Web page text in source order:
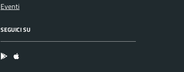
Eventi
SEGUICI SU
App Android
App IOS